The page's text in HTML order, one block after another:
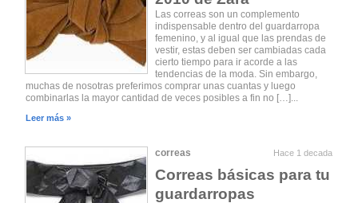
Las correas son un complemento
indispensable dentro del guardarropa
femenino, y al igual que las prendas de
vestir, estas deben ser cambiadas cada
cierto tiempo para ir acorde a las
tendencias de la moda. Sin embargo,
muchas de nosotras preferimos comprar unas cuantas y luego
combinarlas la mayor cantidad de veces posibles a fin no […]...
Leer más »
correas Hace 1 decada
Correas básicas para tu
guardarropas